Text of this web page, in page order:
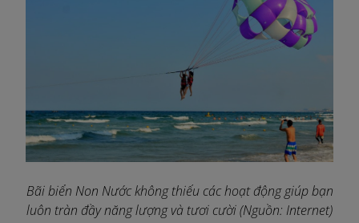
Bãi biển Non Nước không thiếu các hoạt động giúp bạn
luôn tràn đầy năng lượng và tươi cười (Nguồn: Internet)